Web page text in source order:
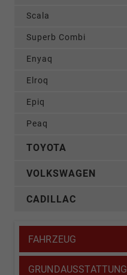
Scala
Superb Combi
Enyaq
Elroq
Epiq
Peaq
TOYOTA
VOLKSWAGEN
CADILLAC
FAHRZEUG
GRUNDAUSSTATTUNG